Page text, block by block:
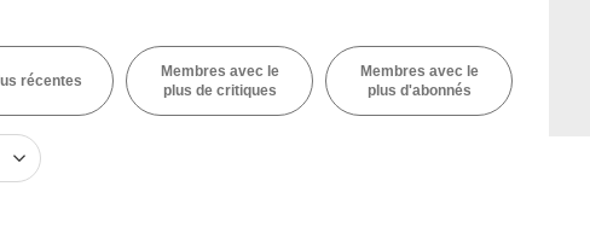
récentes
Membres avec le
plus de critiques
Membres avec le
plus d'abonnés